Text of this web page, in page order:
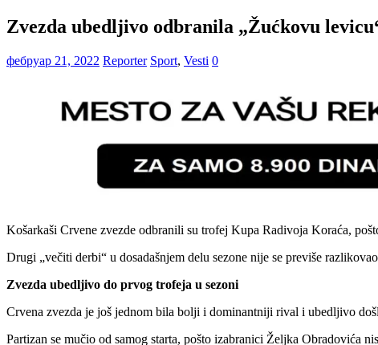
Zvezda ubedljivo odbranila „Žućkovu
фебруар 21, 2022 Reporter Sport, Vesti 0
Košarkaši Crvene zvezde odbranili su trofej Kupa Radivoja Koraća,
Drugi „večiti derbi“ u dosadašnjem delu sezone nije se previše
Zvezda ubedljivo do prvog trofeja u sezoni
Crvena zvezda je još jednom bila bolji i dominantniji rival i ubedljivo
Partizan se mučio od samog starta, pošto izabranici Željka Obradovića